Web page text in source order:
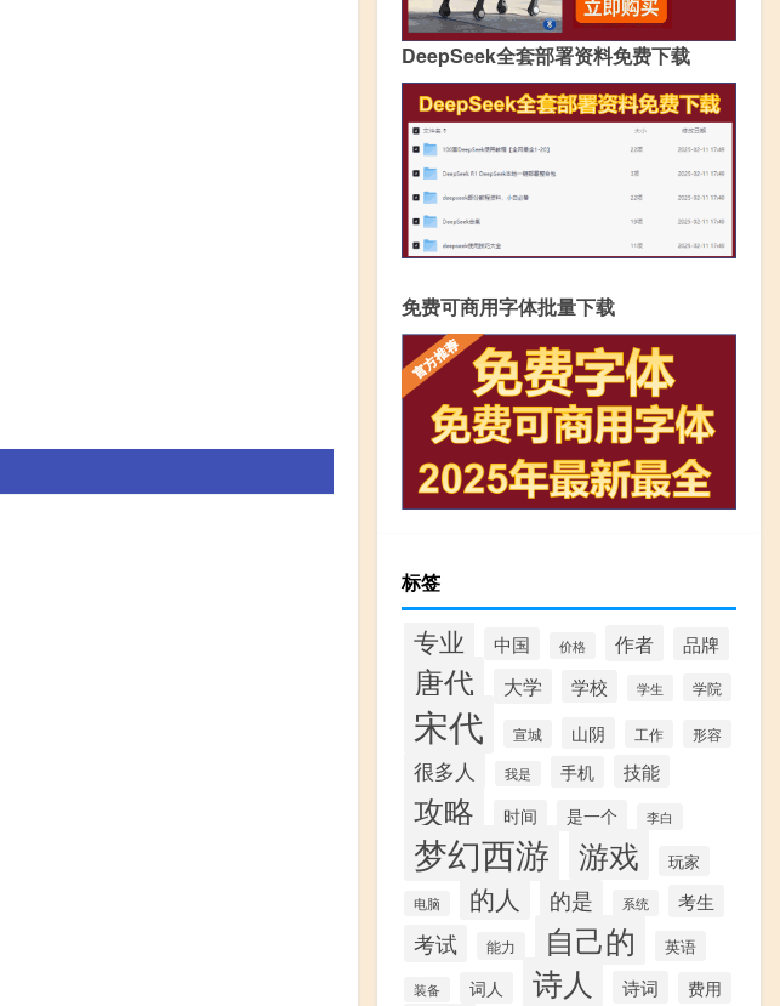
DeepSeek全套部署资料免费下载
免费可商用字体批量下载
标签
专业 中国 价格 作者 品牌
唐代 大学 学校 学生 学院
宋代 宣城 山阴 工作 形容
很多人 我是 手机 技能
攻略 时间 是一个 李白
梦幻西游 游戏 玩家
电脑 的人 的是 系统 考生
考试 能力 自己的 英语
装备 词人 诗人 诗词 费用